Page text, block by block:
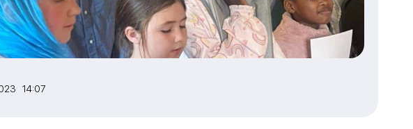
14:07